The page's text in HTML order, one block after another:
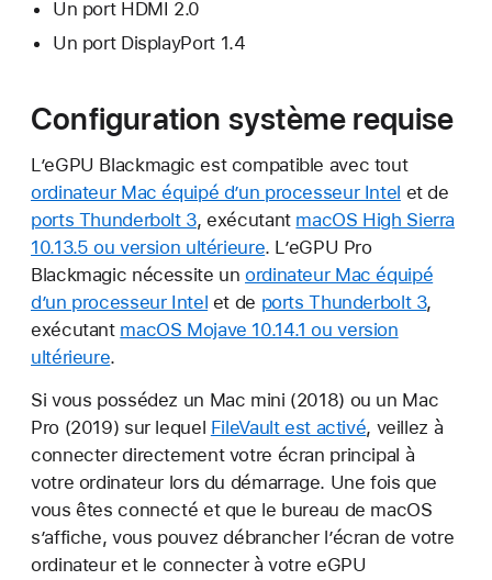
Un port HDMI 2.0
Un port DisplayPort 1.4
Configuration système requise
L’eGPU Blackmagic est compatible avec tout
ordinateur Mac équipé d’un processeur Intel et de
ports Thunderbolt 3, exécutant macOS High Sierra
10.13.5 ou version ultérieure. L’eGPU Pro
Blackmagic nécessite unordinateur Mac équipé
d’un processeur Intel et de ports Thunderbolt 3,
exécutant macOS Mojave 10.14.1 ou version
ultérieure.
Si vous possédez un Mac mini (2018) ou un Mac
Pro (2019) sur lequel FileVault est activé, veillez à
connecter directement votre écran principal à
votre ordinateur lors du démarrage. Une fois que
vous êtes connecté et que le bureau de macOS
s’affiche, vous pouvez débrancher l’écran de votre
ordinateur et le connecter à votre eGPU